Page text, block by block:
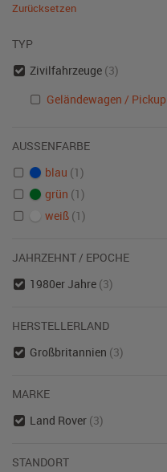
Zurücksetzen
TYP
Zivilfahrzeuge (3)
Geländewagen / Pickup
AUSSENFARBE
blau (1)
grün (1)
weiß (1)
JAHRZEHNT / EPOCHE
1980er Jahre (3)
HERSTELLERLAND
Großbritannien (3)
MARKE
Land Rover (3)
STANDORT